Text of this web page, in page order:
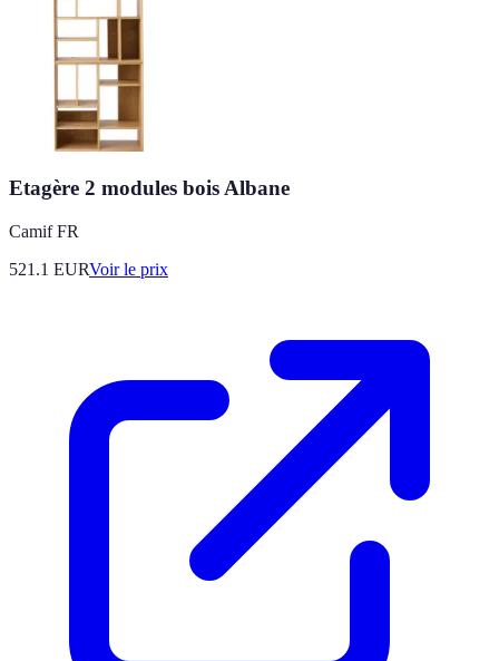
Etagère 2 modules bois Albane
Camif FR
521.1 EURVoir le prix